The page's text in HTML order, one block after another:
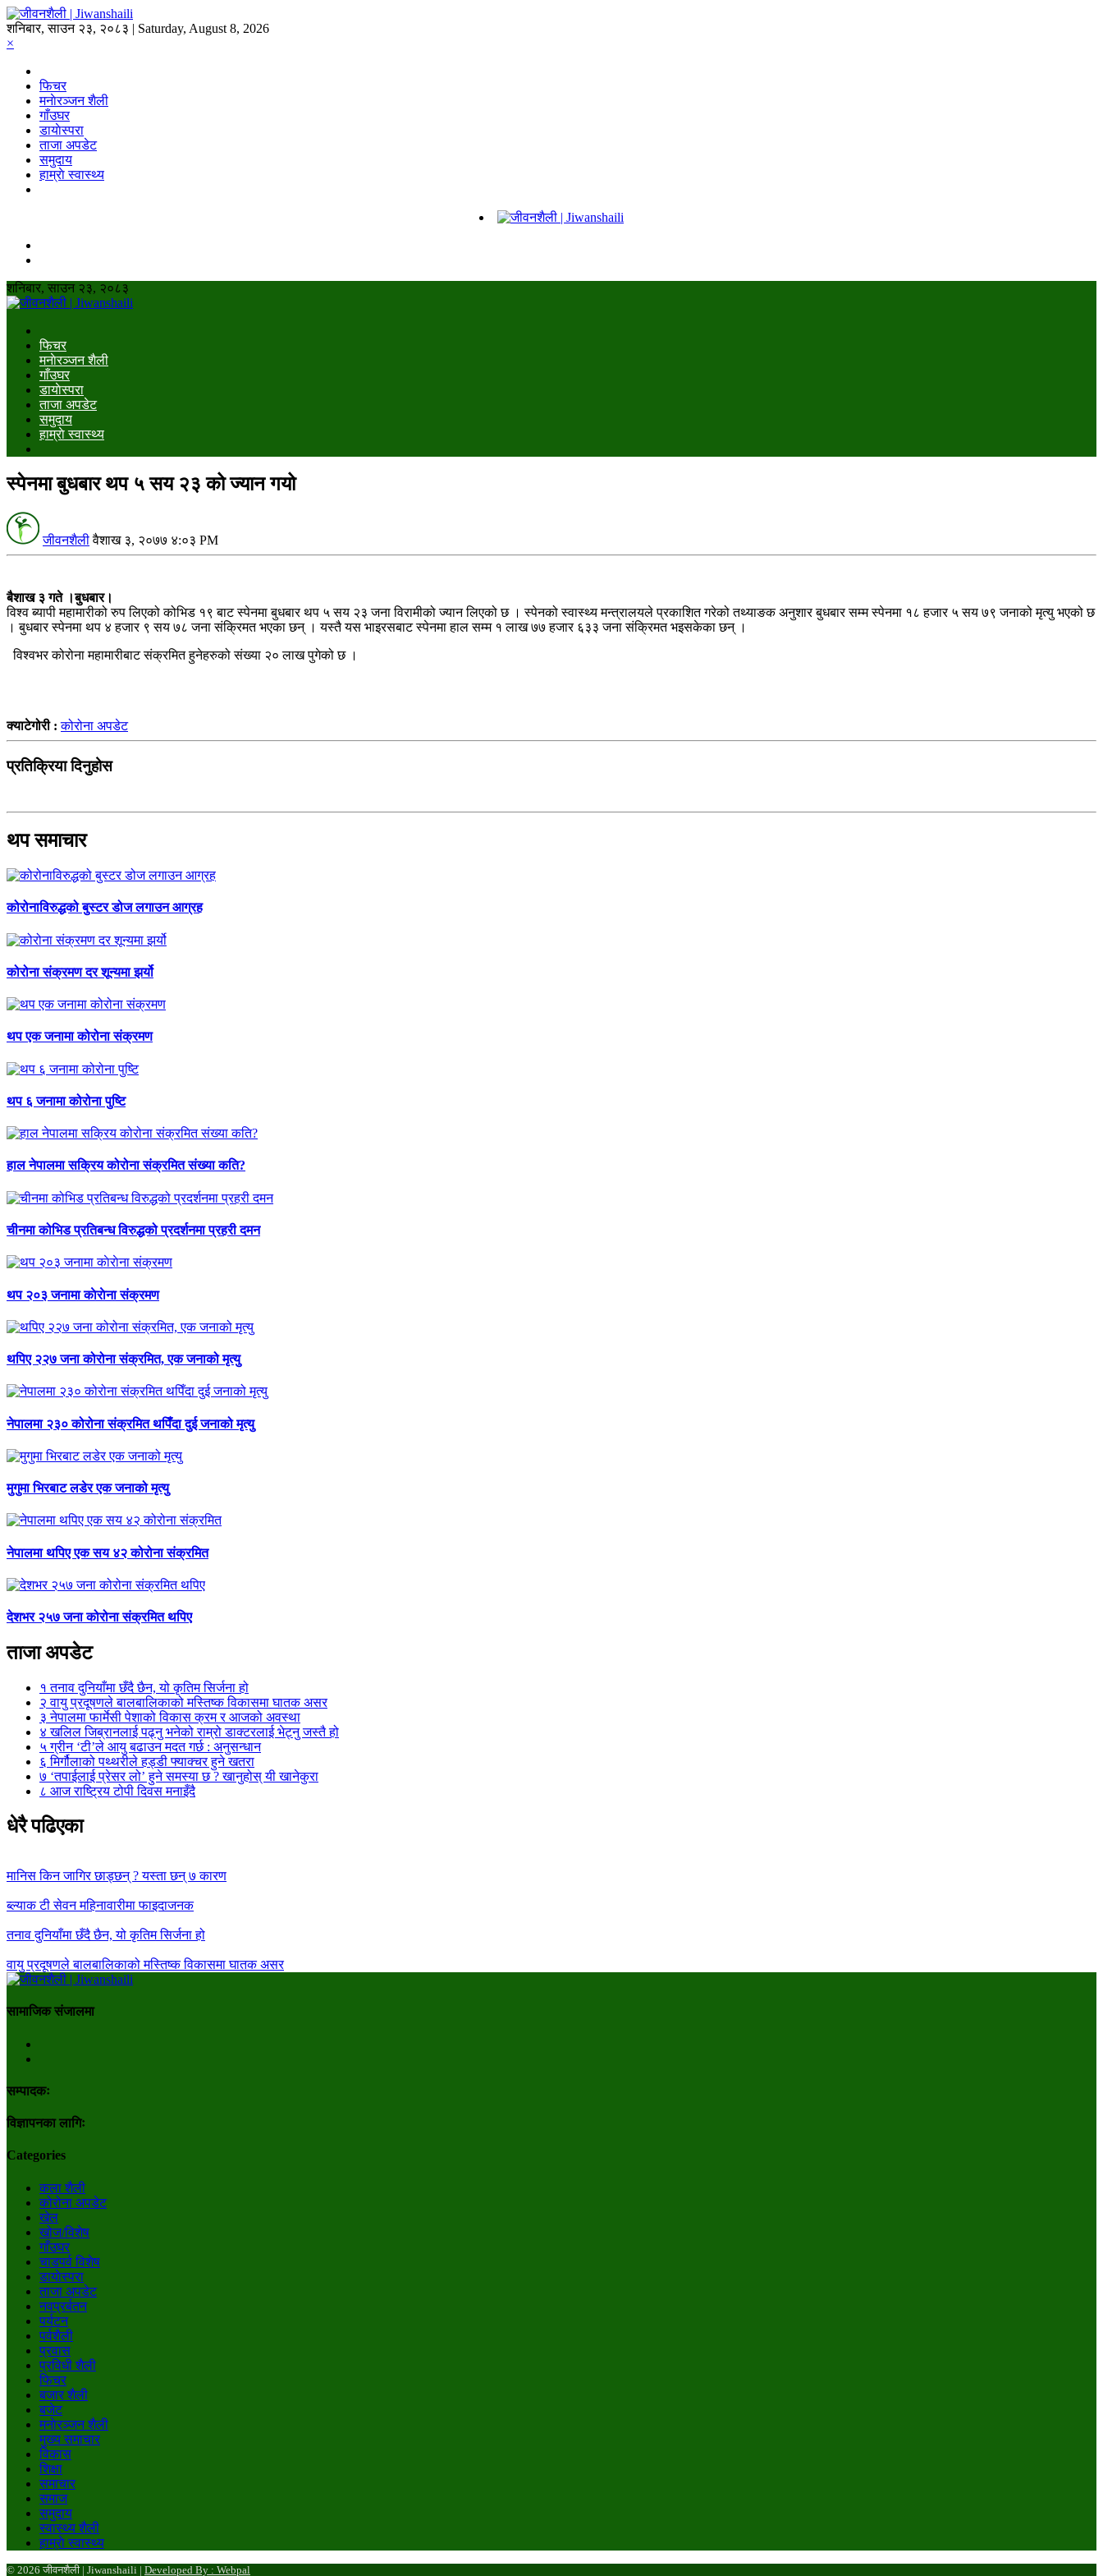
शनिबार, साउन २३, २०८३ | Saturday, August 8, 2026
×
फिचर
मनाेरञ्जन शैली
गाँउघर
डायाेस्परा
ताजा अपडेट
समुदाय
हाम्राे स्वास्थ्य
शनिबार, साउन २३, २०८३
फिचर
मनाेरञ्जन शैली
गाँउघर
डायाेस्परा
ताजा अपडेट
समुदाय
हाम्राे स्वास्थ्य
स्पेनमा बुधबार थप ५ सय २३ को ज्यान गयो
जीवनशैली वैशाख ३, २०७७ ४:०३ PM
बैशाख ३ गते ।बुधबार।
विश्व ब्यापी महामारीको रुप लिएको कोभिड १९ बाट स्पेनमा बुधबार थप ५ सय २३ जना विरामीको ज्यान लिएको छ । स्पेनको स्वास्थ्य मन्त्रालयले प्रकाशित गरेको तथ्याङक अनुशार बुधबार सम्म स्पेनमा १८ हजार ५ सय ७९ जनाको मृत्यु भएको छ
। बुधबार स्पेनमा थप ४ हजार ९ सय ७८ जना संक्रिमत भएका छन् । यस्तै यस भाइरसबाट स्पेनमा हाल सम्म १ लाख ७७ हजार ६३३ जना संक्रिमत भइसकेका छन् ।
विश्वभर कोरोना महामारीबाट संक्रमित हुनेहरुको संख्या २० लाख पुगेको छ ।
क्याटेगोरी :कोरोना अपडेट
प्रतिक्रिया दिनुहोस
थप समाचार
कोरोनाविरुद्धको बुस्टर डोज लगाउन आग्रह
कोरोना संक्रमण दर शून्यमा झर्यो
थप एक जनामा कोरोना संक्रमण
थप ६ जनामा कोरोना पुष्टि
हाल नेपालमा सक्रिय कोरोना संक्रमित संख्या कति?
चीनमा कोभिड प्रतिबन्ध विरुद्धको प्रदर्शनमा प्रहरी दमन
थप २०३ जनामा काेराेना संक्रमण
थपिए २२७ जना कोरोना संक्रमित, एक जनाको मृत्यु
नेपालमा २३० कोरोना संक्रमित थपिँदा दुई जनाको मृत्यु
मुगुमा भिरबाट लडेर एक जनाको मृत्यु
नेपालमा थपिए एक सय ४२ कोरोना संक्रमित
देशभर २५७ जना कोरोना संक्रमित थपिए
ताजा अपडेट
१ तनाव दुनियाँमा छँदै छैन, यो कृतिम सिर्जना हो
२ वायु प्रदूषणले बालबालिकाको मस्तिष्क विकासमा घातक असर
३ नेपालमा फार्मेसी पेशाको विकास क्रम र आजको अवस्था
४ खलिल जिब्रानलाई पढ्नु भनेको राम्रो डाक्टरलाई भेट्नु जस्तै हो
५ग्रीन ‘टी’ले आयु बढाउन मदत गर्छ : अनुसन्धान
६ मिर्गौलाको पथ्थरीले हड्डी फ्याक्चर हुने खतरा
७ ‘तपाईलाई प्रेसर लो’ हुने समस्या छ ? खानुहोस् यी खानेकुरा
८ आज राष्ट्रिय टोपी दिवस मनाइँदै
धेरै पढिएका
मानिस किन जागिर छाड्छन् ? यस्ता छन् ७ कारण
ब्ल्याक टी सेवन महिनावारीमा फाइदाजनक
तनाव दुनियाँमा छँदै छैन, यो कृतिम सिर्जना हो
वायु प्रदूषणले बालबालिकाको मस्तिष्क विकासमा घातक असर
सामाजिक संजालमा
सम्पादकः
विज्ञापनका लागिः
Categories
कला शैली
कोरोना अपडेट
खेल
खोज/विशेष
गाँउघर
चाडपर्व विशेष
डायाेस्परा
ताजा अपडेट
नवप्रर्बतन
पर्यटन
पर्वशैली
प्रवास
प्रविधी शैली
फिचर
बजार शैली
बजेट
मनाेरञ्जन शैली
मुख्य समाचार
विकास
शिक्षा
समाचार
समाज
समुदाय
स्वास्थ्य शैली
हाम्राे स्वास्थ्य
© 2026 जीवनशैली | Jiwanshaili | Developed By : Webpal